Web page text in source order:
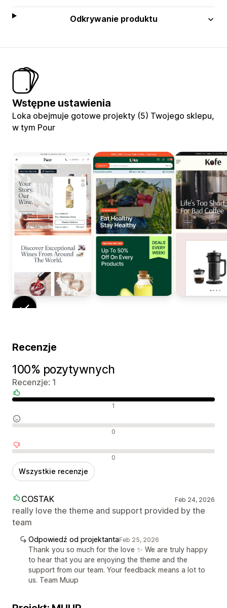
Odkrywanie produktu
Wstępne ustawienia
Loka obejmuje gotowe projekty (5) Twojego sklepu,
w tym Pour
Recenzje
100% pozytywnych
Recenzje: 1
1
0
0
Wszystkie recenzje
COSTAK Feb 24, 2026
really love the theme and support provided by the
team
Odpowiedź od projektantaFeb 25, 2026
Thank you so much for the love ✨ We are truly happy
to hear that you are enjoying the theme and the
support from our team. Your feedback means a lot to
us. Team Muup